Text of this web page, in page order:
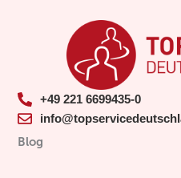
+49 221 6699435-0
Blog